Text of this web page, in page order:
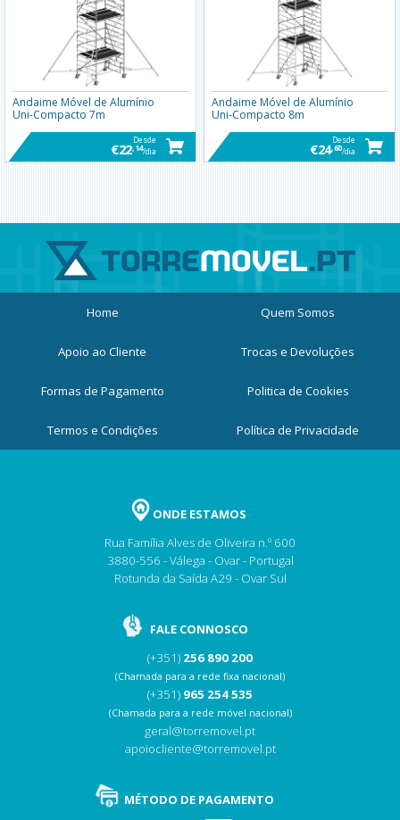
Andaime Móvel de Alumínio
Uni-Compacto 7m
Desde
€22,14/dia
Andaime Móvel de Alumínio
Uni-Compacto 8m
Desde
€24,60/dia
Home Quem Somos
Apoio ao Cliente Trocas e Devoluções
Formas de Pagamento Politica de Cookies
Termos e Condições Política de Privacidade
ONDE ESTAMOS
Rua Família Alves de Oliveira n.º 600
3880-556 - Válega - Ovar - Portugal
Rotunda da Saída A29 - Ovar Sul
FALE CONNOSCO
(+351) 256 890 200
(Chamada para a rede fixa nacional)
(+351) 965 254 535
(Chamada para a rede móvel nacional)
geral@torremovel.pt
apoiocliente@torremovel.pt
MÉTODO DE PAGAMENTO